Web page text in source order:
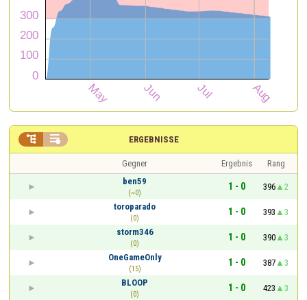
ERGEBNISSE
 
Gegner Ergebnis
Rang
ben59
(~0)
1 - 0 396
2
toroparado
(0)
1 - 0 393
3
storm346
(0)
1 - 0 390
3
OneGameOnly
(15)
1 - 0 387
3
BLOOP
(0)
1 - 0 423
3